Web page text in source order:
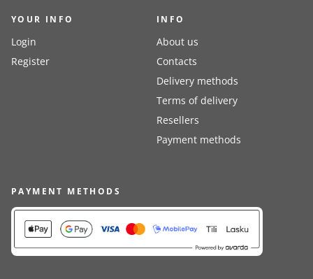
YOUR INFO
Login
Register
INFO
About us
Contacts
Delivery methods
Terms of delivery
Resellers
Payment methods
PAYMENT METHODS